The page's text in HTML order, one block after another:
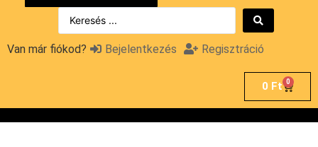
Van már fiókod? Bejelentkezés Regisztráció
0 Ft 0